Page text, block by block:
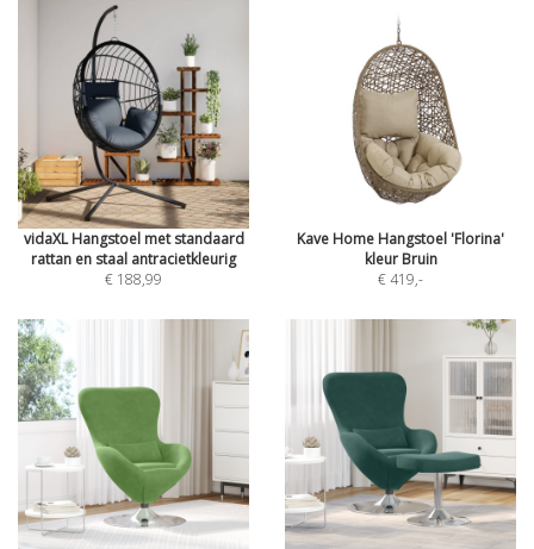
vidaXL Hangstoel met standaard
rattan en staal antracietkleurig
€ 188,99
Kave Home Hangstoel 'Florina'
kleur Bruin
€ 419,-